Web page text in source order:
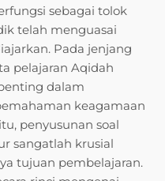
sebagai tolok
telah menguasai
Pada jenjang
pelajaran Aqidah
dalam
keagamaan
penyusunan soal
sangatlah krusial
tujuan pembelajaran.